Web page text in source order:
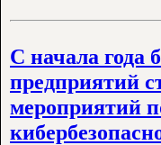
С начала года
предприятий
мероприятий